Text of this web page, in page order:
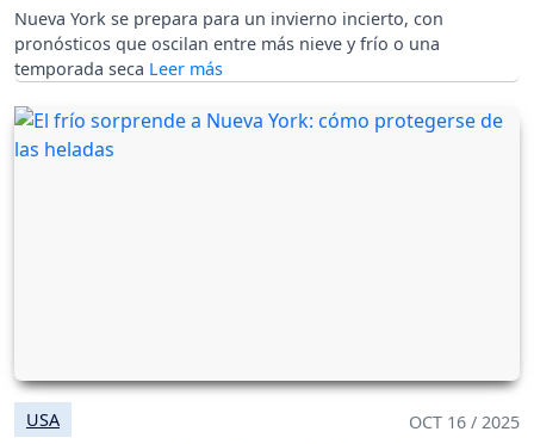
Nueva York se prepara para un invierno incierto, con
pronósticos que oscilan entre más nieve y frío o una
temporada seca
USA OCT 16 / 2025